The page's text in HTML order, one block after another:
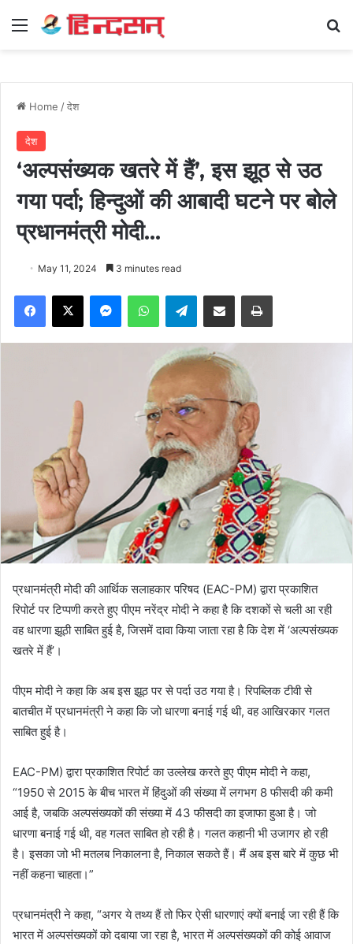
Menu
Home /देश
देश
‘अल्पसंख्यक खतरे में हैं’, इस झूठ से उठ
गया पर्दा; हिन्दुओं की आबादी घटने पर बोले
प्रधानमंत्री मोदी…
May 11, 2024 3 minutes read
Facebook
X MessengerWhatsAppTelegramShare via Email Print
प्रधानमंत्री मोदी की आर्थिक सलाहकार परिषद (EAC-PM) द्वारा प्रकाशित
रिपोर्ट पर टिप्पणी करते हुए पीएम नरेंद्र मोदी ने कहा है कि दशकों से चली आ रही
वह धारणा झूठी साबित हुई है, जिसमें दावा किया जाता रहा है कि देश में ‘अल्पसंख्यक
खतरे में हैं’।
पीएम मोदी ने कहा कि अब इस झूठ पर से पर्दा उठ गया है। रिपब्लिक टीवी से
बातचीत में प्रधानमंत्री ने कहा कि जो धारणा बनाई गई थी, वह आखिरकार गलत
साबित हुई है।
EAC-PM) द्वारा प्रकाशित रिपोर्ट का उल्लेख करते हुए पीएम मोदी ने कहा,
“1950 से 2015 के बीच भारत में हिंदुओं की संख्या में लगभग 8 फीसदी की कमी
आई है, जबकि अल्पसंख्यकों की संख्या में 43 फीसदी का इजाफा हुआ है। जो
धारणा बनाई गई थी, वह गलत साबित हो रही है। गलत कहानी भी उजागर हो रही
है। इसका जो भी मतलब निकालना है, निकाल सकते हैं। मैं अब इस बारे में कुछ भी
नहीं कहना चाहता।”
प्रधानमंत्री ने कहा, “अगर ये तथ्य हैं तो फिर ऐसी धारणाएं क्यों बनाई जा रही हैं कि
भारत में अल्पसंख्यकों को दबाया जा रहा है, भारत में अल्पसंख्यकों की कोई आवाज